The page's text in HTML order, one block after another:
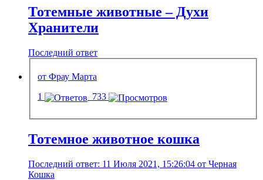
Тотемные животные – Духи
Хранители
Последний ответ
от Фрау Марта
1
733
Тотемное животное кошка
Последний ответ: 11 Июля 2021, 15:26:04 от Черная
Кошка